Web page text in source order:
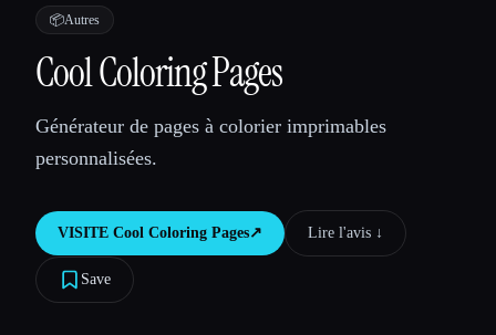
✍️Auteurs
💻 📈
🎓Étudiants
Blog
📦Autres
Cool Coloring Pages
Générateur de pages à colorier imprimables
personnalisées.
VISITE Cool Coloring Pages↗︎ Lire l'avis ↓︎
Save